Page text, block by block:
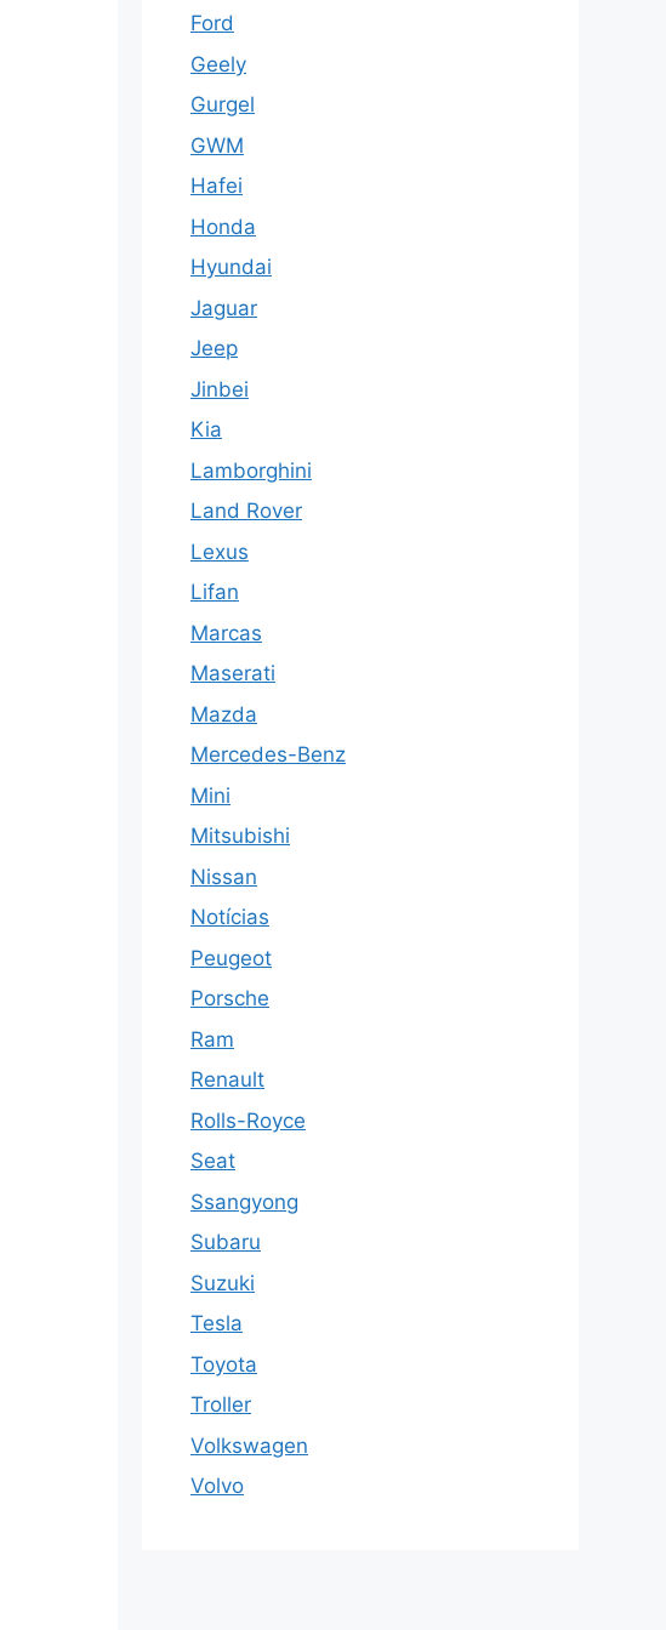
Ford
Geely
Gurgel
GWM
Hafei
Honda
Hyundai
Jaguar
Jeep
Jinbei
Kia
Lamborghini
Land Rover
Lexus
Lifan
Marcas
Maserati
Mazda
Mercedes-Benz
Mini
Mitsubishi
Nissan
Notícias
Peugeot
Porsche
Ram
Renault
Rolls-Royce
Seat
Ssangyong
Subaru
Suzuki
Tesla
Toyota
Troller
Volkswagen
Volvo